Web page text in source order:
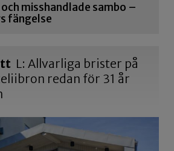
misshandlade sambo –
fängelse
L: Allvarliga brister på
redan för 31 år